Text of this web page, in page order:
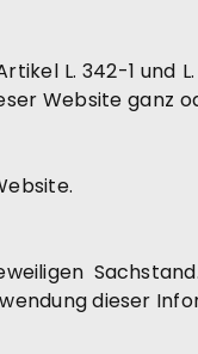
L. 342-1 und
Website ganz
dieser